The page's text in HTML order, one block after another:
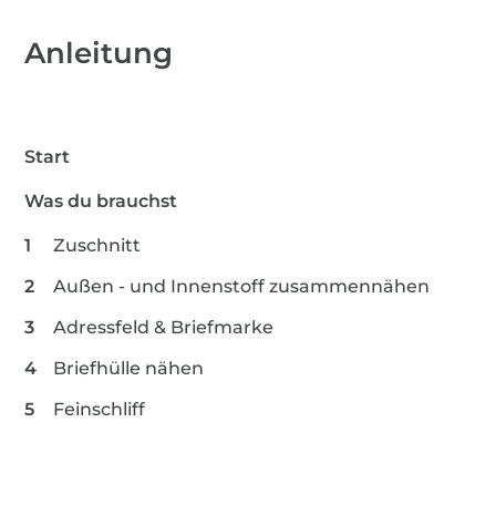
Anleitung
Start
Was du brauchst
Zuschnitt
Außen - und Innenstoff zusammennähen
Adressfeld & Briefmarke
Briefhülle nähen
Feinschliff